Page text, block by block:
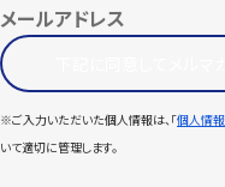
メールアドレス
※ご入力いただいた個人情報は、「個人情
いて適切に管理します。